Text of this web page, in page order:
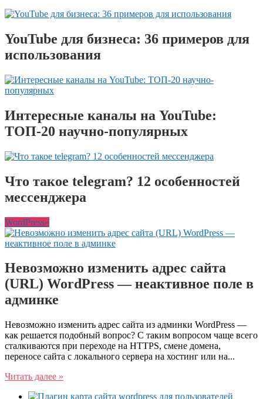
YouTube для бизнеса: 36 примеров для
использования
Интересные каналы на YouTube:
ТОП-20 научно-популярных
Что такое telegram? 12 особенностей
мессенджера
WordPress»
Невозможно изменить адрес сайта
(URL) WordPress — неактивное поле в
админке
Невозможно изменить адрес сайта из админки WordPress —
как решается подобный вопрос? С таким вопросом чаще всего
сталкиваются при переходе на HTTPS, смене домена,
переносе сайта с локального сервера на хостинг или на...
Читать далее »